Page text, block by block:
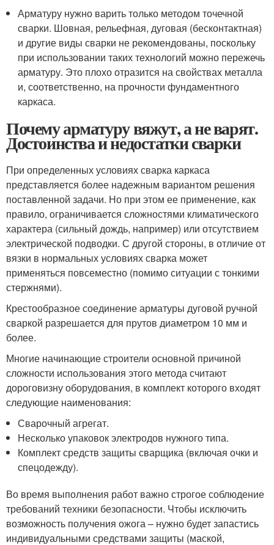
Арматуру нужно варить только методом точечной
сварки. Шовная, рельефная, дуговая (бесконтактная)
и другие виды сварки не рекомендованы, поскольку
при использовании таких технологий можно пережечь
арматуру. Это плохо отразится на свойствах металла
и, соответственно, на прочности фундаментного
каркаса.
Почему арматуру вяжут, а не варят.
Достоинства и недостатки сварки
При определенных условиях сварка каркаса
представляется более надежным вариантом решения
поставленной задачи. Но при этом ее применение, как
правило, ограничивается сложностями климатического
характера (сильный дождь, например) или отсутствием
электрической подводки. С другой стороны, в отличие от
вязки в нормальных условиях сварка может
применяться повсеместно (помимо ситуации с тонкими
стержнями).
Крестообразное соединение арматуры дуговой ручной
сваркой разрешается для прутов диаметром 10 мм и
более.
Многие начинающие строители основной причиной
сложности использования этого метода считают
дороговизну оборудования, в комплект которого входят
следующие наименования:
Сварочный агрегат.
Несколько упаковок электродов нужного типа.
Комплект средств защиты сварщика (включая очки и
спецодежду).
Во время выполнения работ важно строгое соблюдение
требований техники безопасности. Чтобы исключить
возможность получения ожога – нужно будет запастись
индивидуальными средствами защиты (маской,